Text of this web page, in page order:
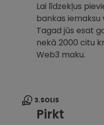
Lai līdzekļus
bankas
Tagad jūs esat
nekā 2000 citu
Web3 maku.
3.SOLIS
Pirkt